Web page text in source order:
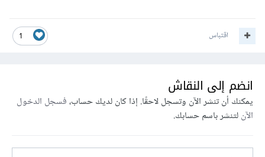
1 اقتباس
انضم إلى النقاش
يمكنك أن تنشر الآن وتسجل لاحقًا. إذا كان لديك حساب،فسجل الدخول
الآنلتنشر باسم حسابك.